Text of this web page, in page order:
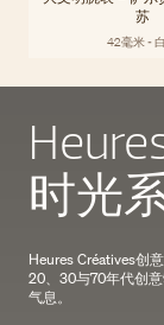
苏
42毫米 -
时光
Heures Créatives创
20、30与70年代创
气息。